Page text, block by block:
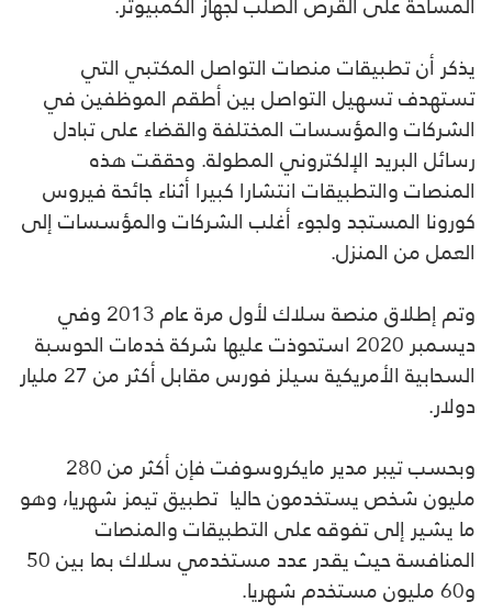
يذكر أن تطبيقات منصات التواصل المكتبي التي
تستهدف تسهيل التواصل بين أطقم الموظفين في
الشركات والمؤسسات المختلفة والقضاء على تبادل
رسائل البريد الإلكتروني المطولة. وحققت هذه
المنصات والتطبيقات انتشارا كبيرا أثناء جائحة فيروس
كورونا المستجد ولجوء أغلب الشركات والمؤسسات إلى
العمل من المنزل.
وتم إطلاق منصة سلاك لأول مرة عام 2013 وفي
ديسمبر 2020 استحوذت عليها شركة خدمات الحوسبة
السحابية الأمريكية سيلز فورس مقابل أكثر من 27 مليار
دولار.
وبحسب تيبر مدير مايكروسوفت فإن أكثر من 280
مليون شخص يستخدمون حاليا تطبيق تيمز شهريا، وهو
ما يشير إلى تفوقه على التطبيقات والمنصات
المنافسة حيث يقدر عدد مستخدمي سلاك بما بين 50
و60 مليون مستخدم شهريا.